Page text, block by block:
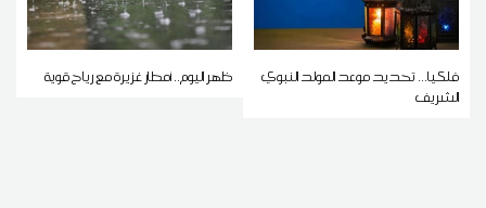
فلكيا... تحديد موعد المولد النبوي
الشريف
ظهر اليوم.. أمطار غزيرة مع رياح قوية